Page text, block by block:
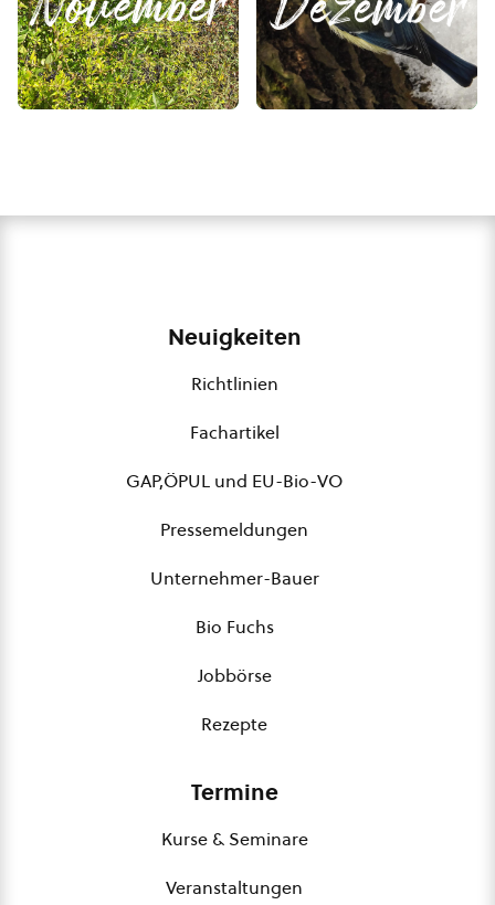
Neuigkeiten
Richtlinien
Fachartikel
GAP,ÖPUL und EU-Bio-VO
Pressemeldungen
Unternehmer-Bauer
Bio Fuchs
Jobbörse
Rezepte
Termine
Kurse & Seminare
Veranstaltungen